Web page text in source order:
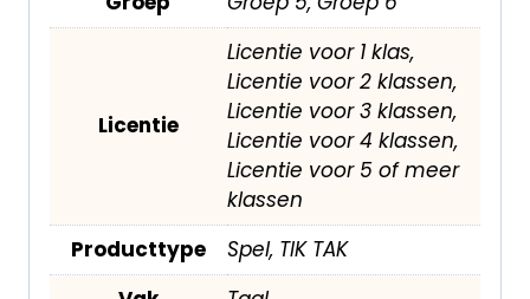
Licentie
Licentie voor 1 klas,
Licentie voor 2 klassen,
Licentie voor 3 klassen,
Licentie voor 4 klassen,
Licentie voor 5 of meer
klassen
Producttype
Spel, TIK TAK